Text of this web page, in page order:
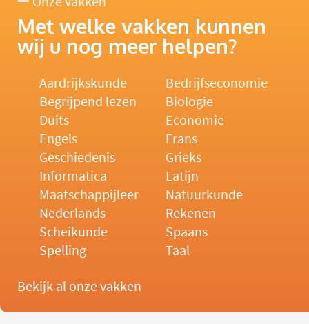
Met welke vakken kunnen
wij u nog meer helpen?
Aardrijkskunde
Bedrijfseconomie
Begrijpend lezen
Biologie
Duits
Economie
Engels
Frans
Geschiedenis
Grieks
Informatica
Latijn
Maatschappijleer
Natuurkunde
Nederlands
Rekenen
Scheikunde
Spaans
Spelling
Taal
Bekijk al onze vakken